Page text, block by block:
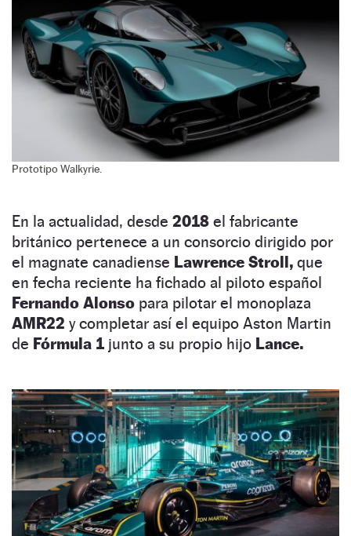
Prototipo Walkyrie.
En la actualidad, desde 2018 el fabricante
británico pertenece a un consorcio dirigido por
el magnate canadiense Lawrence Stroll, que
en fecha reciente ha fichado al piloto español
Fernando Alonso para pilotar el monoplaza
AMR22 y completar así el equipo Aston Martin
de Fórmula 1 junto a su propio hijo Lance.